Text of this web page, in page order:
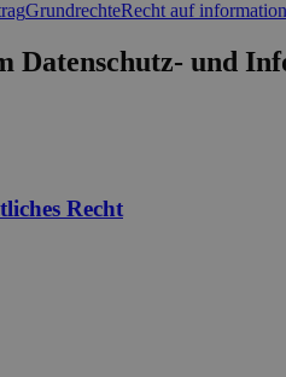
GrundrechteRecht auf
Datenschutz- und
Recht